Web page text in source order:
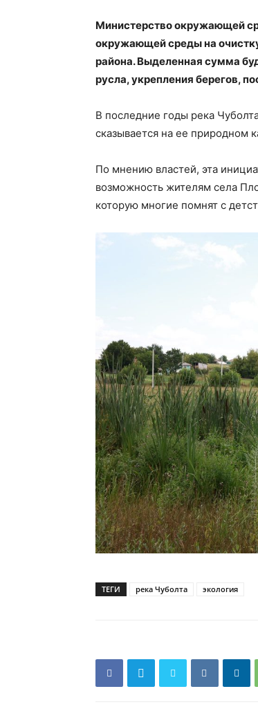
Министерство окружающей
окружающей среды на
района. Выделенная сумма
русла, укрепления берегов,
В последние годы река
сказывается на ее природном
По мнению властей, эта
возможность жителям села
которую многие помнят с
ТЕГИ река Чуболта экология